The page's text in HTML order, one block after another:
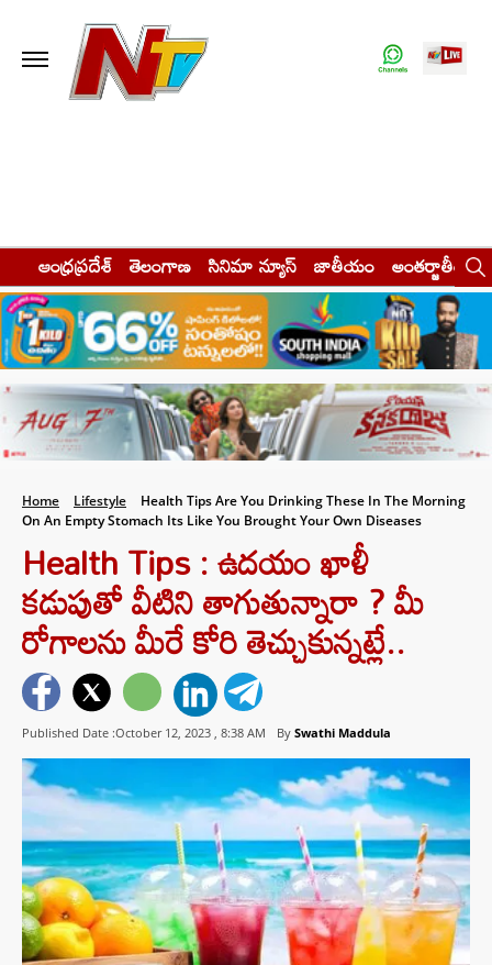
ఆంధ్రప్రదేశ్ తెలంగాణ సినిమా న్యూస్ జాతీయం అంతర్జాతీయం
Home Lifestyle
Health Tips Are You Drinking These In The Morning
On An Empty Stomach Its Like You Brought Your Own Diseases
Health Tips : ఉదయం ఖాళీ
కడుపుతో వీటిని తాగుతున్నారా ? మీ
రోగాలను మీరే కోరి తెచ్చుకున్నట్లే..
Published Date :October 12, 2023 , 8:38 AM By Swathi Maddula